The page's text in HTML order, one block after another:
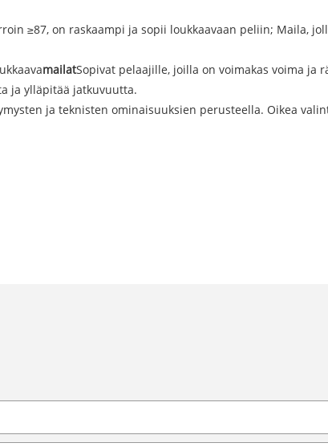
≥87, on raskaampi ja sopii loukkaavaan peliin; Maila,
mailatSopivat pelaajille, joilla on voimakas voima ja
ja ylläpitää jatkuvuutta.
ja teknisten ominaisuuksien perusteella. Oikea